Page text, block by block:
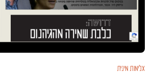
אלימות מינית